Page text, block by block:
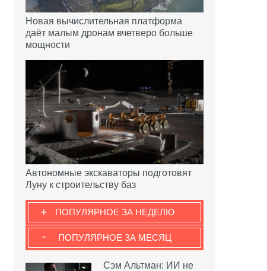
Новая вычислительная платформа
даёт малым дронам вчетверо больше
мощности
Автономные экскаваторы подготовят
Луну к строительству баз
ПОПУЛЯРНОЕ ЗА НЕДЕЛЮ
+
ПОПУЛЯРНОЕ ЗА МЕСЯЦ
-
Сэм Альтман: ИИ не